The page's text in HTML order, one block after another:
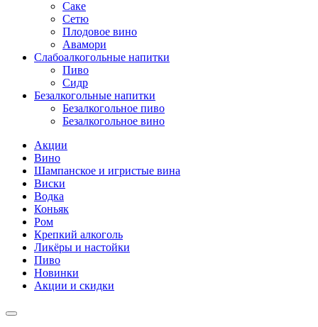
Саке
Сетю
Плодовое вино
Авамори
Слабоалкогольные напитки
Пиво
Сидр
Безалкогольные напитки
Безалкогольное пиво
Безалкогольное вино
Акции
Вино
Шампанское и игристые вина
Виски
Водка
Коньяк
Ром
Крепкий алкоголь
Ликёры и настойки
Пиво
Новинки
Акции и скидки